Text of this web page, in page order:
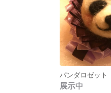
パンダロゼット
展示中